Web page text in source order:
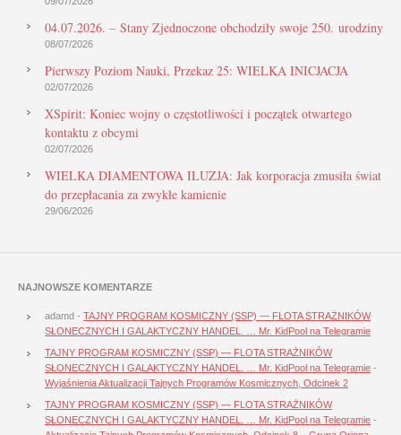
04.07.2026. – Stany Zjednoczone obchodziły swoje 250. urodziny
08/07/2026
Pierwszy Poziom Nauki, Przekaz 25: WIELKA INICJACJA
02/07/2026
XSpirit: Koniec wojny o częstotliwości i początek otwartego
kontaktu z obcymi
02/07/2026
WIELKA DIAMENTOWA ILUZJA: Jak korporacja zmusiła świat
do przepłacania za zwykłe kamienie
29/06/2026
NAJNOWSZE KOMENTARZE
adamd - TAJNY PROGRAM KOSMICZNY (SSP) — FLOTA STRAŻNIKÓW
SŁONECZNYCH I GALAKTYCZNY HANDEL. … Mr. KidPool na Telegramie
TAJNY PROGRAM KOSMICZNY (SSP) — FLOTA STRAŻNIKÓW
SŁONECZNYCH I GALAKTYCZNY HANDEL. … Mr. KidPool na Telegramie -
Wyjaśnienia Aktualizacji Tajnych Programów Kosmicznych, Odcinek 2
TAJNY PROGRAM KOSMICZNY (SSP) — FLOTA STRAŻNIKÓW
SŁONECZNYCH I GALAKTYCZNY HANDEL. … Mr. KidPool na Telegramie -